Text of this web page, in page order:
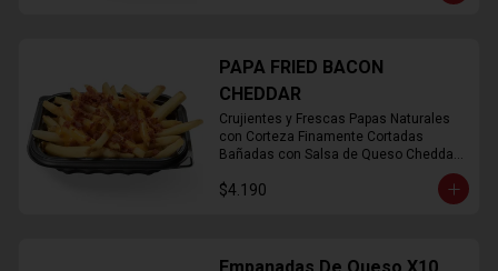
PAPA FRIED BACON
CHEDDAR
Crujientes y Frescas Papas Naturales
con Corteza Finamente Cortadas
Bañadas con Salsa de Queso Cheddar
$4.190